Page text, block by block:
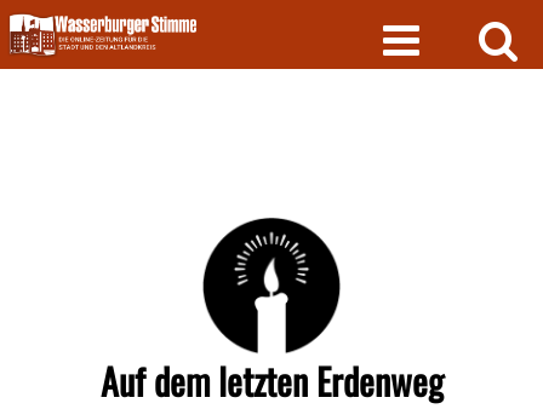
Skip
to
content
Auf dem letzten Erdenweg